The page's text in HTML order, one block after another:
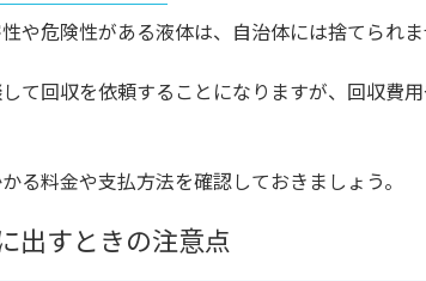
や危険性がある液体は、自治体には捨てられま
て回収を依頼することになりますが、回収費
る料金や支払方法を確認しておきましょう。
出すときの注意点